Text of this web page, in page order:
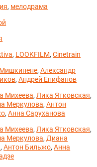
, мелодрама
, LOOKFILM,Cinetrain
,Александр
,Андрей Епифанов
Михеева, Лика Ятковская,
Меркулова,Антон
,Анна Саруханова
Михеева, Лика Ятковская,
Меркулова, Диана
,Антон Бильжо,Анна